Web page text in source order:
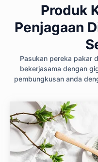
Produk
Penjagaan
Pasukan pereka pakar
bekerjasama dengan
pembungkusan anda